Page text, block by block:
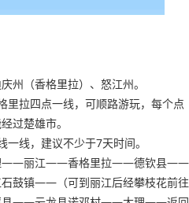
州（香格里拉）、怒江州。
四点一线，可顺路游玩，每个点
过楚雄市。
线，建议不少于7天时间。
——丽江——香格里拉——德钦县——
鼓镇——（可到丽江后经攀枝花前往